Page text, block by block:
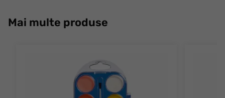
Mai multe produse